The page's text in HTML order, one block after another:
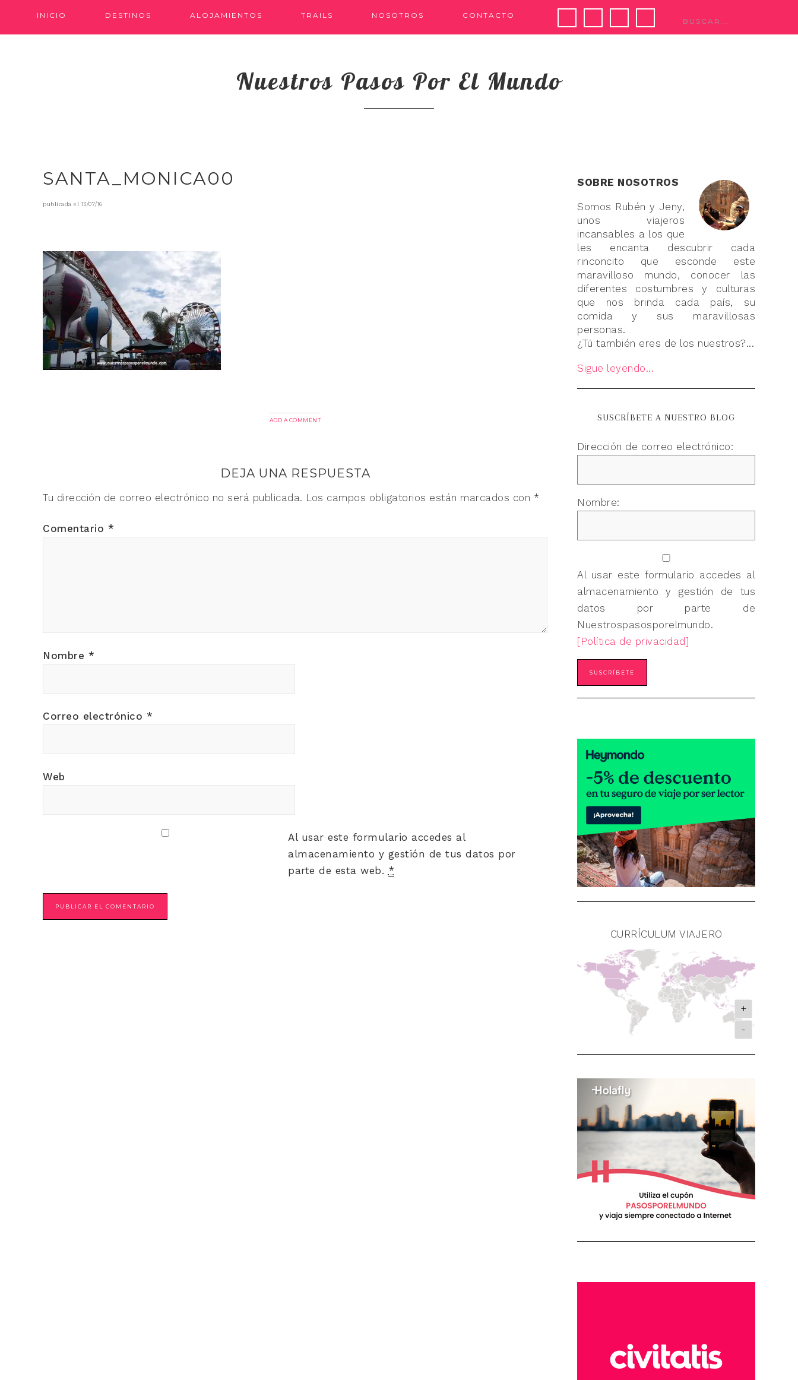
INICIO DESTINOS ALOJAMIENTOS TRAILS NOSOTROS CONTACTO
Nuestros Pasos Por El Mundo
SANTA_MONICA00
publicada el13/07/16
ADD A COMMENT
DEJA UNA RESPUESTA
Tu dirección de correo electrónico no será publicada. Los campos obligatorios están marcados con *
Comentario *
Nombre *
Correo electrónico *
Web
Al usar este formulario accedes al
almacenamiento y gestión de tus datos por
parte de esta web. *
SOBRE NOSOTROS
Somos Rubén y Jeny,
unos viajeros
incansables a los que
les encanta descubrir cada
rinconcito que esconde este
maravilloso mundo, conocer las
diferentes costumbres y culturas
que nos brinda cada país, su
comida y sus maravillosas
personas.
¿Tú también eres de los nuestros?...
Sigue leyendo...
SUSCRÍBETE A NUESTRO BLOG
Dirección de correo electrónico:
Nombre:
Al usar este formulario accedes al
almacenamiento y gestión de tus
datos por parte de
Nuestrospasosporelmundo.
[Política de privacidad]
CURRÍCULUM VIAJERO
+
-